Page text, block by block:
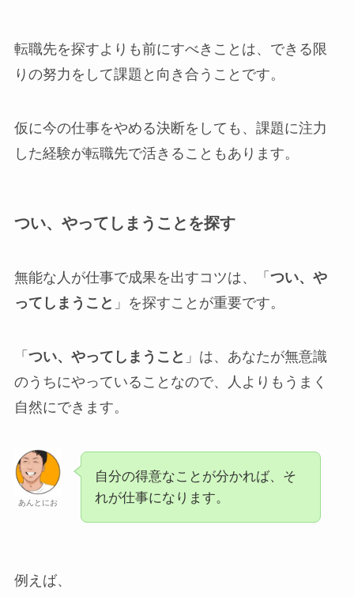
転職先を探すよりも前にすべきことは、できる限
りの努力をして課題と向き合うことです。
仮に今の仕事をやめる決断をしても、課題に注力
した経験が転職先で活きることもあります。
つい、やってしまうことを探す
無能な人が仕事で成果を出すコツは、「 つい、や
ってしまうこと 」を探すことが重要です。
「 つい、やってしまうこと 」は、あなたが無意識
のうちにやっていることなので、人よりもうまく
自然にできます。
あんとにお
自分の得意なことが分かれば、そ
れが仕事になります。
例えば、